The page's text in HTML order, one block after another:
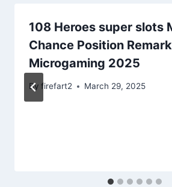
108 Heroes super slots
Chance Position
Microgaming 2025
By firefart2 March 29, 2025